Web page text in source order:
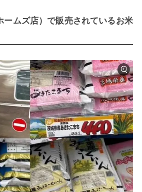
ームズ店）で販売されているお米